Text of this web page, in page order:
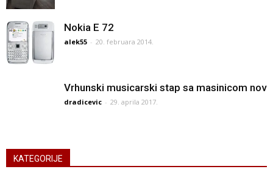
Nokia E 72
alek55 - 20. februara 2014.
Vrhunski musicarski stap sa masinicom nov
dradicevic - 29. aprila 2017.
KATEGORIJE